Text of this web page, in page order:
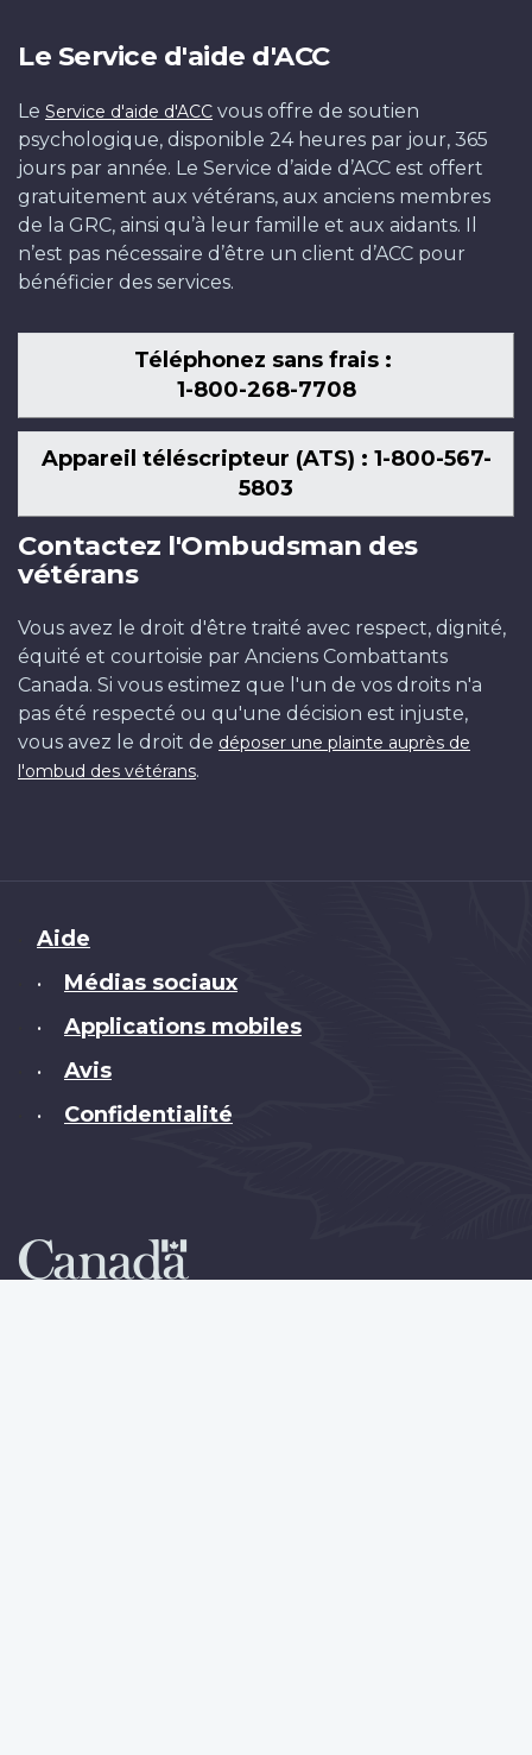
Le Service d'aide d'ACC
Le Service d'aide d'ACC vous offre de soutien
psychologique, disponible 24 heures par jour, 365
jours par année. Le Service d’aide d’ACC est offert
gratuitement aux vétérans, aux anciens membres
de la GRC, ainsi qu’à leur famille et aux aidants. Il
n’est pas nécessaire d’être un client d’ACC pour
bénéficier des services.
Téléphonez sans frais :
1-800-268-7708
Appareil téléscripteur (ATS) : 1-800-567-
5803
Contactez l'Ombudsman des
vétérans
Vous avez le droit d'être traité avec respect, dignité,
équité et courtoisie par Anciens Combattants
Canada. Si vous estimez que l'un de vos droits n'a
pas été respecté ou qu'une décision est injuste,
vous avez le droit de déposer une plainte auprès de
l'ombud des vétérans.
Brand
Aide
• Médias sociaux
• Applications mobiles
• Avis
• Confidentialité